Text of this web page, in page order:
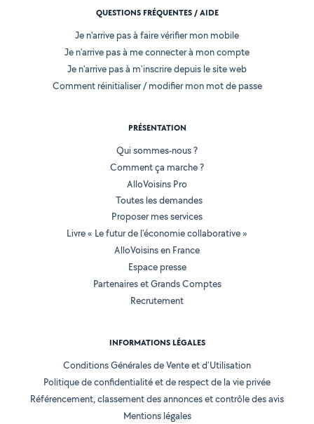
QUESTIONS FRÉQUENTES / AIDE
Je n'arrive pas à faire vérifier mon mobile
Je n'arrive pas à me connecter à mon compte
Je n'arrive pas à m'inscrire depuis le site web
Comment réinitialiser / modifier mon mot de passe
PRÉSENTATION
Qui sommes-nous ?
Comment ça marche ?
AlloVoisins Pro
Toutes les demandes
Proposer mes services
Livre « Le futur de l'économie collaborative »
AlloVoisins en France
Espace presse
Partenaires et Grands Comptes
Recrutement
INFORMATIONS LÉGALES
Conditions Générales de Vente et d'Utilisation
Politique de confidentialité et de respect de la vie privée
Référencement, classement des annonces et contrôle des avis
Mentions légales